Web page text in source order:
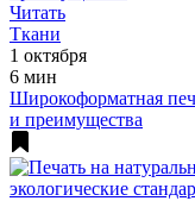
Читать
Ткани
1 октября
6 мин
Широкоформатная
и преимущества